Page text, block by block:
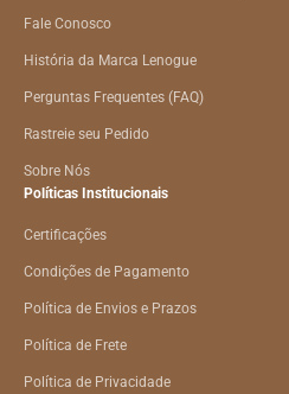
Fale Conosco
História da Marca Lenogue
Perguntas Frequentes (FAQ)
Rastreie seu Pedido
Sobre Nós
Políticas Institucionais
Certificações
Condições de Pagamento
Política de Envios e Prazos
Política de Frete
Política de Privacidade